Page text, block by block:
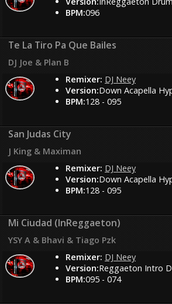
BPM:096
Te La Tiro Pa Que Bailes
DJ Joe & Plan B
Remixer: DJ Neey
Version:Down Acapella
BPM:128 - 095
San Judas City
J King & Maximan
Remixer: DJ Neey
Version:Down Acapella
BPM:128 - 095
Mi Ciudad (InReggaeton)
YSY A & Bhavi & Tiago Pzk
Remixer: DJ Neey
Version:Reggaeton Intro
BPM:095 - 074